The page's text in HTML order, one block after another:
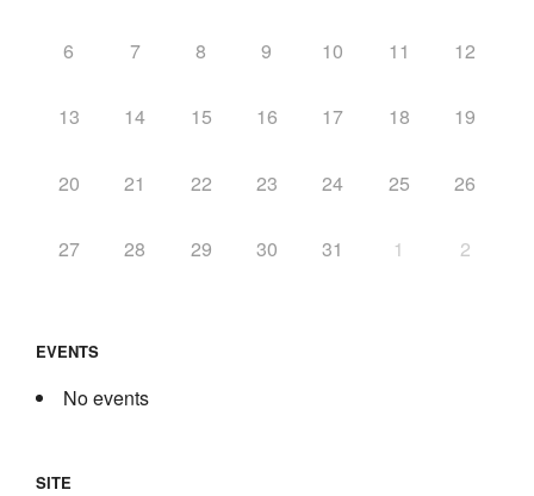
6 7 8 9 10 11 12
13 14 15 16 17 18 19
20 21 22 23 24 25 26
27 28 29 30 31 1 2
EVENTS
No events
SITE